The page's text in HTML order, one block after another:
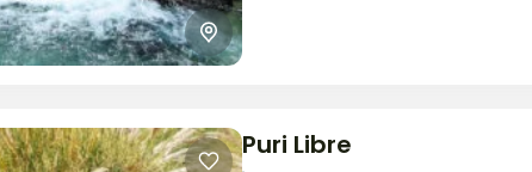
Puri Libre